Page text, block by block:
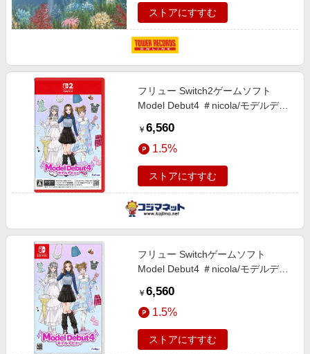
ストアにすすむ
フリュー Switch2ゲームソフト
Model Debut4 ＃nicola/モデルデビ
￥ 6,560
1.5%
ストアにすすむ
フリュー Switchゲームソフト
Model Debut4 ＃nicola/モデルデビ
￥ 6,560
1.5%
ストアにすすむ